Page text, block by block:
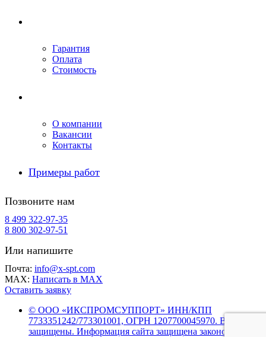
Гарантия
Оплата
Стоимость
О компании
Вакансии
Контакты
Примеры работ
Позвоните нам
8 499 322-97-35
8 800 302-97-51
Или напишите
Почта: info@x-spt.com
MAX: Написать в MAX
Оставить заявку
© ООО «ИКСПРОМСУППОРТ» ИНН/КПП
7733351242/773301001, ОГРН 1207700045970. Все права
защищены. Информация сайта защищена законом об